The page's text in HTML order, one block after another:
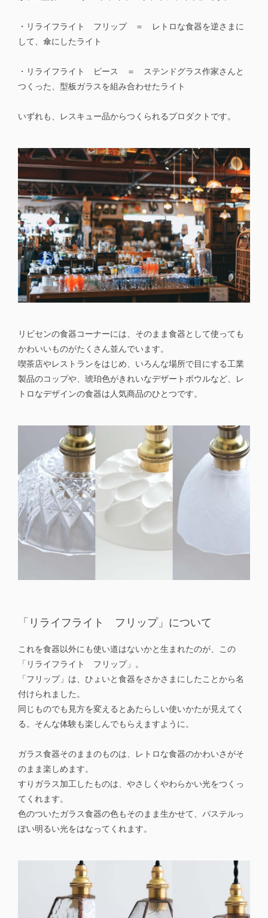
・リライフライト フリップ ＝ レトロな食器を逆さまに
して、傘にしたライト
・リライフライト ピース ＝ ステンドグラス作家さんと
つくった、型板ガラスを組み合わせたライト
いずれも、レスキュー品からつくられるプロダクトです。
リビセンの食器コーナーには、そのまま食器として使っても
かわいいものがたくさん並んでいます。
喫茶店やレストランをはじめ、いろんな場所で目にする工業
製品のコップや、琥珀色がきれいなデザートボウルなど、レ
トロなデザインの食器は人気商品のひとつです。
「リライフライト フリップ」について
これを食器以外にも使い道はないかと生まれたのが、この
「リライフライト フリップ」。
「フリップ」は、ひょいと食器をさかさまにしたことから名
付けられました。
同じものでも見方を変えるとあたらしい使いかたが見えてく
る。そんな体験も楽しんでもらえますように。
ガラス食器そのままのものは、レトロな食器のかわいさがそ
のまま楽しめます。
すりガラス加工したものは、やさしくやわらかい光をつくっ
てくれます。
色のついたガラス食器の色もそのまま生かせて、パステルっ
ぽい明るい光をはなってくれます。